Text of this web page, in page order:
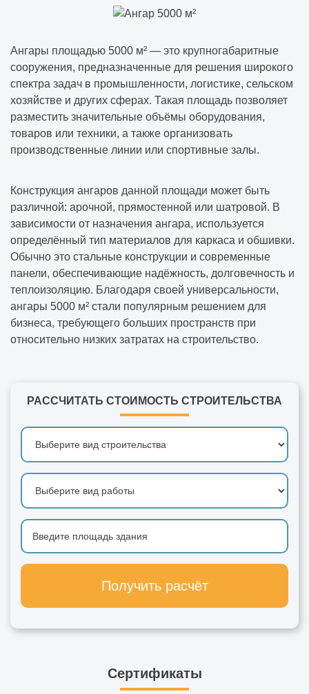
Ангары площадью 5000 м² — это крупногабаритные
сооружения, предназначенные для решения широкого
спектра задач в промышленности, логистике, сельском
хозяйстве и других сферах. Такая площадь позволяет
разместить значительные объёмы оборудования,
товаров или техники, а также организовать
производственные линии или спортивные залы.
Конструкция ангаров данной площади может быть
различной: арочной, прямостенной или шатровой. В
зависимости от назначения ангара, используется
определённый тип материалов для каркаса и обшивки.
Обычно это стальные конструкции и современные
панели, обеспечивающие надёжность, долговечность и
теплоизоляцию. Благодаря своей универсальности,
ангары 5000 м² стали популярным решением для
бизнеса, требующего больших пространств при
относительно низких затратах на строительство.
РАССЧИТАТЬ СТОИМОСТЬ СТРОИТЕЛЬСТВА
Получить расчёт
Сертификаты